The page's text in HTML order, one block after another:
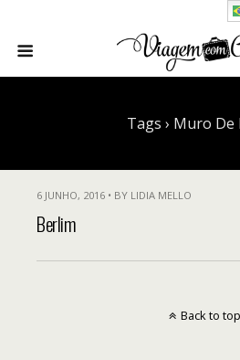
Tags › Muro De
6 JUNHO, 2016 • BY LIDIA MELLO
Berlim
Back to top